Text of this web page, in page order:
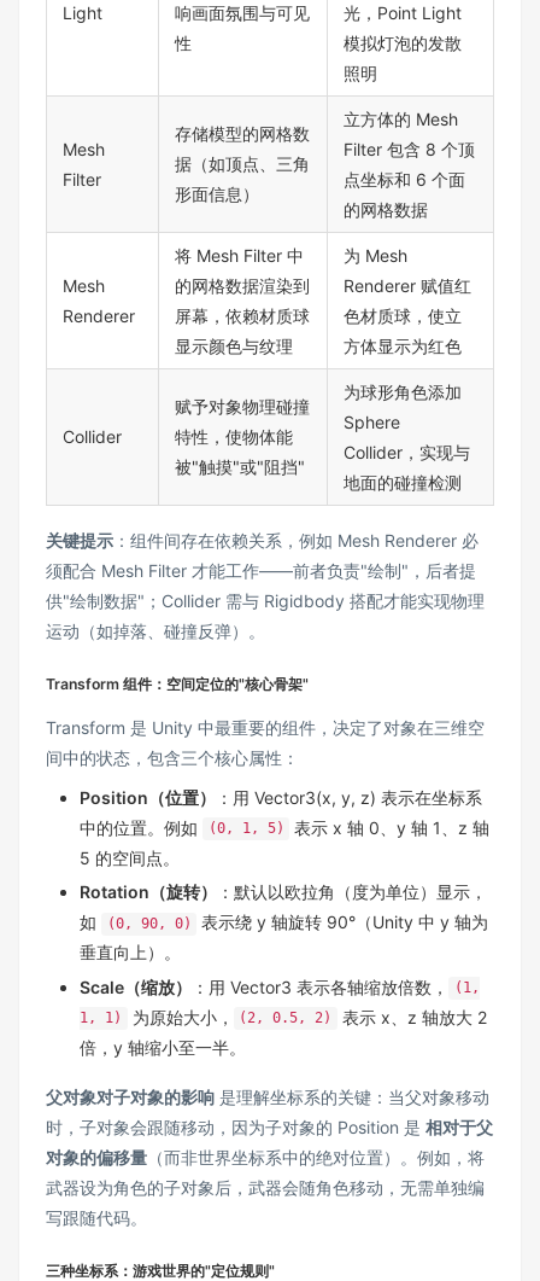
Light
响画面氛围与可见
性
光，Point Light
模拟灯泡的发散
照明
Mesh
Filter
存储模型的网格数
据（如顶点、三角
形面信息）
立方体的 Mesh
Filter 包含 8 个顶
点坐标和 6 个面
的网格数据
Mesh
Renderer
将 Mesh Filter 中
的网格数据渲染到
屏幕，依赖材质球
显示颜色与纹理
为 Mesh
Renderer 赋值红
色材质球，使立
方体显示为红色
Collider
赋予对象物理碰撞
特性，使物体能
被"触摸"或"阻挡"
为球形角色添加
Sphere
Collider，实现与
地面的碰撞检测
关键提示 ：组件间存在依赖关系，例如 Mesh Renderer 必
须配合 Mesh Filter 才能工作——前者负责"绘制"，后者提
供"绘制数据"；Collider 需与 Rigidbody 搭配才能实现物理
运动（如掉落、碰撞反弹）。
Transform 组件：空间定位的"核心骨架"
Transform 是 Unity 中最重要的组件，决定了对象在三维空
间中的状态，包含三个核心属性：
Position（位置）
：用 Vector3(x, y, z) 表示在坐标系
中的位置。例如
(0, 1, 5)
表示 x 轴 0、y 轴 1、z 轴
5 的空间点。
Rotation（旋转）
：默认以欧拉角（度为单位）显示，
如
(0, 90, 0)
表示绕 y 轴旋转 90°（Unity 中 y 轴为
垂直向上）。
Scale（缩放）
：用 Vector3 表示各轴缩放倍数，
(1,
1, 1)
为原始大小， (2, 0.5, 2)
表示 x、z 轴放大 2
倍，y 轴缩小至一半。
父对象对子对象的影响 是理解坐标系的关键：当父对象移动
时，子对象会跟随移动，因为子对象的 Position 是 相对于父
对象的偏移量 （而非世界坐标系中的绝对位置）。例如，将
武器设为角色的子对象后，武器会随角色移动，无需单独编
写跟随代码。
三种坐标系：游戏世界的"定位规则"